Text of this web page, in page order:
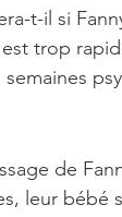
t-il si
trop
de
leur bébé